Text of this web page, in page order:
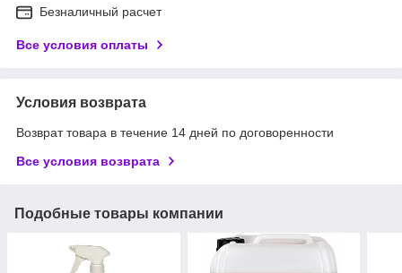
Безналичный расчет
Все условия оплаты
Условия возврата
Возврат товара в течение 14 дней по договоренности
Все условия возврата
Подобные товары компании